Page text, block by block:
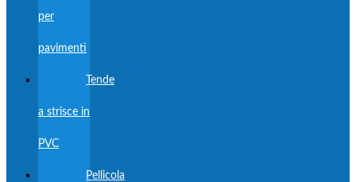
per
pavimenti
Tende
a strisce in
PVC
Pellicola